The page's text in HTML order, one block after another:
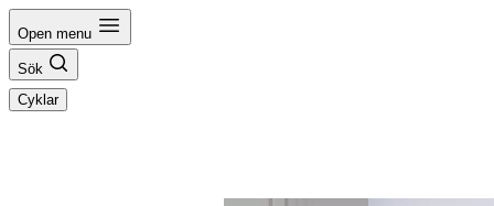
Hoppa
till
innehåll
Open menu
Sök
Cyklar